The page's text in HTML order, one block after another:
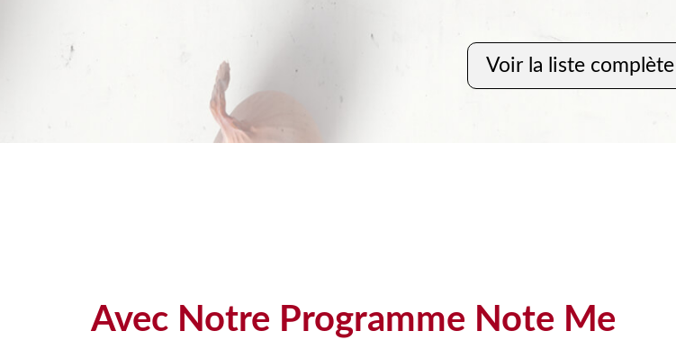
Voir la liste complète
Avec Notre Programme Note Me